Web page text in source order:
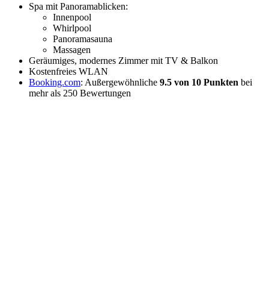
Spa mit Panoramablicken:
Innenpool
Whirlpool
Panoramasauna
Massagen
Geräumiges, modernes Zimmer mit TV & Balkon
Kostenfreies WLAN
Booking.com: Außergewöhnliche 9.5 von 10 Punkten bei
mehr als 250 Bewertungen